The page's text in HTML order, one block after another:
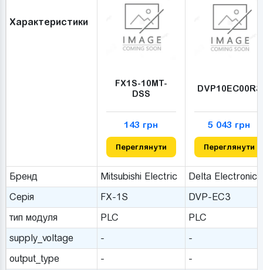
Характеристики
FX1S-10MT-
DSS
143 грн
Переглянути
DVP10EC00R3
5 043 грн
Переглянути
Бренд Mitsubishi Electric
Delta Electronics
Серія
FX-1S
DVP-EC3
тип модуля
PLC
PLC
supply_voltage
-
-
output_type
-
-